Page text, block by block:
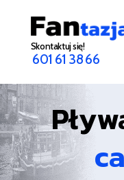
Skontaktuj się!
601 61 38 66